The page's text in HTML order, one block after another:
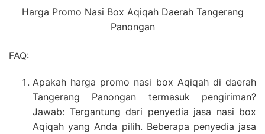
Harga Promo Nasi Box Aqiqah Daerah Tangerang
Panongan
FAQ:
Apakah harga promo nasi box Aqiqah di daerah
Tangerang Panongan termasuk pengiriman?
Jawab: Tergantung dari penyedia jasa nasi box
Aqiqah yang Anda pilih. Beberapa penyedia jasa